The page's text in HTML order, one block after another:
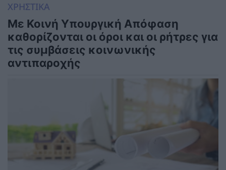
ΧΡΗΣΤΙΚΑ
Με Κοινή Υπουργική Απόφαση
καθορίζονται οι όροι και οι ρήτρες για
τις συμβάσεις κοινωνικής
αντιπαροχής